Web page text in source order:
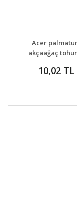
DETAYLAR
VER
Acer
akçaağaç
10,02 TL